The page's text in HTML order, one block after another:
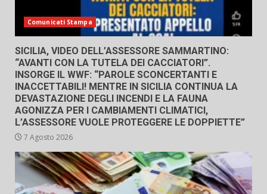
Comunicati Stampa
SICILIA, VIDEO DELL’ASSESSORE SAMMARTINO:
“AVANTI CON LA TUTELA DEI CACCIATORI”.
INSORGE IL WWF: “PAROLE SCONCERTANTI E
INACCETTABILI! MENTRE IN SICILIA CONTINUA LA
DEVASTAZIONE DEGLI INCENDI E LA FAUNA
AGONIZZA PER I CAMBIAMENTI CLIMATICI,
L’ASSESSORE VUOLE PROTEGGERE LE DOPPIETTE”
7 Agosto 2026